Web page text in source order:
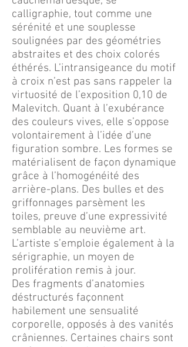
calligraphie, tout comme une
sérénité et une souplesse
soulignées par des géométries
abstraites et des choix colorés
éthérés. L’intransigeance du motif
à croix n’est pas sans rappeler la
virtuosité de l’exposition 0,10 de
Malevitch. Quant à l’exubérance
des couleurs vives, elle s’oppose
volontairement à l’idée d’une
figuration sombre. Les formes se
matérialisent de façon dynamique
grâce à l’homogénéité des
arrière-plans. Des bulles et des
griffonnages parsèment les
toiles, preuve d’une expressivité
semblable au neuvième art.
L’artiste s’emploie également à la
sérigraphie, un moyen de
prolifération remis à jour.
Des fragments d’anatomies
déstructurés façonnent
habilement une sensualité
corporelle, opposés à des vanités
crâniennes. Certaines chairs sont